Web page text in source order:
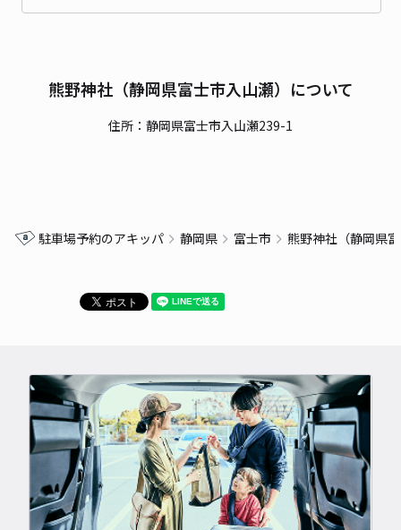
熊野神社（静岡県富士市入山瀬）について
住所：静岡県富士市入山瀬239-1
駐車場予約のアキッパ 静岡県 富士市 熊野神社（静岡県